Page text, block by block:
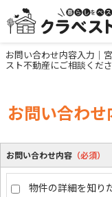
お問い合わせ内容入力｜
スト不動産にご相談くだ
お問い合わせ
お問い合わせ内容 （必須）
物件の詳細を知り